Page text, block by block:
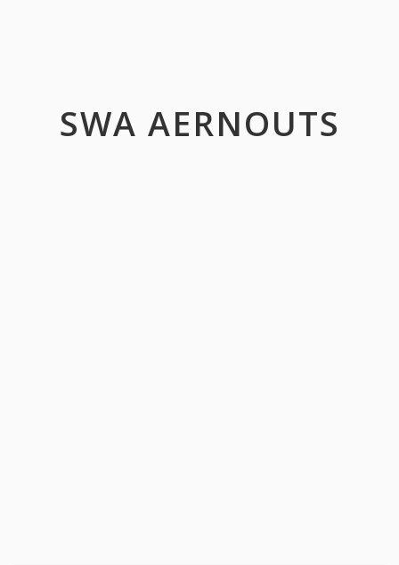
SWA AERNOUTS